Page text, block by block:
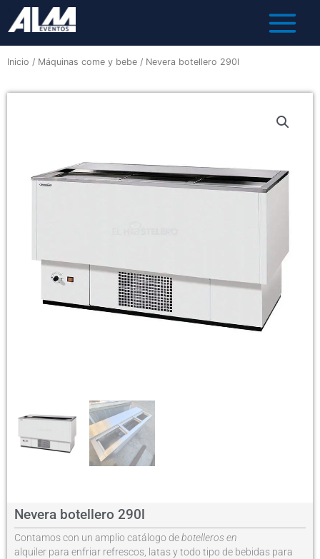
Inicio / Máquinas come y bebe / Nevera botellero 290l
Nevera botellero 290l
Contamos con un amplio catálogo debotelleros en
alquiler para enfriar refrescos, latas y todo tipo de bebidas para